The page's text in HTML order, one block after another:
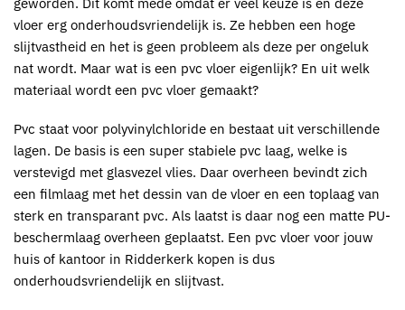
vloer erg onderhoudsvriendelijk is. Ze hebben een hoge
slijtvastheid en het is geen probleem als deze per ongeluk
nat wordt. Maar wat is een pvc vloer eigenlijk? En uit welk
materiaal wordt een pvc vloer gemaakt?
Pvc staat voor polyvinylchloride en bestaat uit verschillende
lagen. De basis is een super stabiele pvc laag, welke is
verstevigd met glasvezel vlies. Daar overheen bevindt zich
een filmlaag met het dessin van de vloer en een toplaag van
sterk en transparant pvc. Als laatst is daar nog een matte PU-
beschermlaag overheen geplaatst. Een pvc vloer voor jouw
huis of kantoor in Ridderkerk kopen is dus
onderhoudsvriendelijk en slijtvast.